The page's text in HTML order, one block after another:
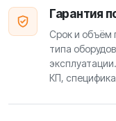
Гарантия
Срок и объём
типа
КП,